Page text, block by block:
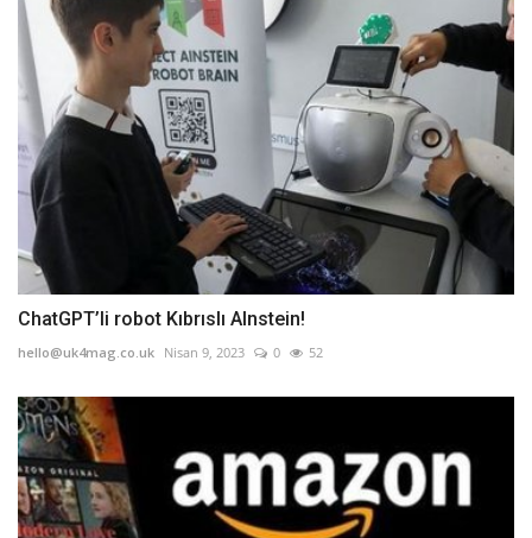
ChatGPT’li robot Kıbrıslı AInstein!
hello@uk4mag.co.uk Nisan 9, 2023 0 52